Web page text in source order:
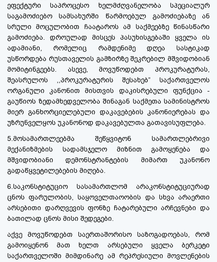
ეფექტური საპროცესო ხელმძღვანელობა სპეციალურ
საგამოძიებო სამსახურში წარმოებულ გამოძიებაზე ან
სრული მოცულობით ჩაატაროს ამ საქმეებზე წინასწარი
გამოძიება. დროულად მისცეს პასუხისგებაში ყველა ის
ადამიანი, რომელიც რამდენიმე დღეა სასტიკად
უსწორდება რუსთაველის გამზირზე შეკრებილ მშვიდობიან
მომიტინგეებს. ასევე, მოვუწოდებთ პროკურატურას,
შეასრულოს ,,პროკურატურის შესახებ” საქართველოს
ორგანული კანონით მისთვის დაკისრებული ფუნქცია -
გაუწიოს ზედამხედველობა შინაგან საქმეთა სამინისტროს
მიერ განხორციელებული დაკავებების კანონიერებას და
უზრუნველყოს უკანონოდ დაკავებულთა გათავისუფლება.
5.მოსამართლეებმა შეწყვიტონ სამართლებრივი
მექანიზმების სადამსჯელო მიზნით გამოყენება და
მშვიდობიანი დემონსტრანტების მიმართ უკანონო
გადაწყვეტილებების მიღება.
6.საკონსტიტუციო სასამართლომ არაკონსტიტუციურად
ცნოს ფარულობის, საყოველთაოობის და სხვა არაერთი
არსებითი დარღვევის ფონზე ჩატარებული არჩევნები და
ბათილად ცნოს მისი შედეგები.
აქვე მოვუწოდებთ საერთაშორისო საზოგადოებას, რომ
გამოიყენონ მათ ხელთ არსებული ყველა ბერკეტი
საქართველოში მიმდინარე ამ რეპრესიული მოვლენების